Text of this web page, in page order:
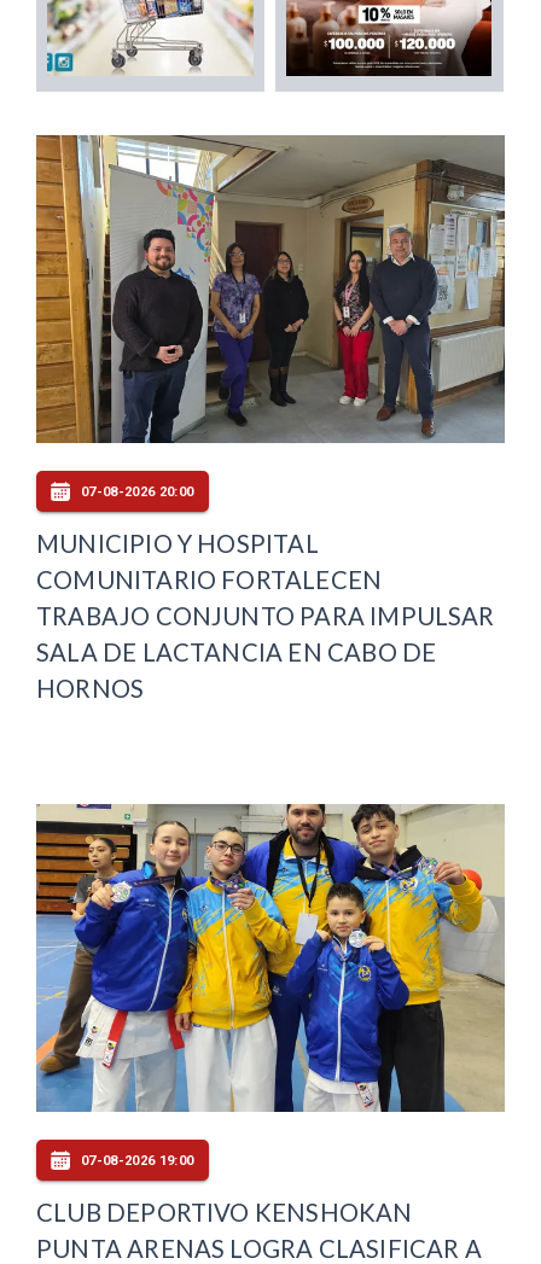
07-08-2026 20:00
MUNICIPIO Y HOSPITAL
COMUNITARIO FORTALECEN
TRABAJO CONJUNTO PARA IMPULSAR
SALA DE LACTANCIA EN CABO DE
HORNOS
07-08-2026 19:00
CLUB DEPORTIVO KENSHOKAN
PUNTA ARENAS LOGRA CLASIFICAR A